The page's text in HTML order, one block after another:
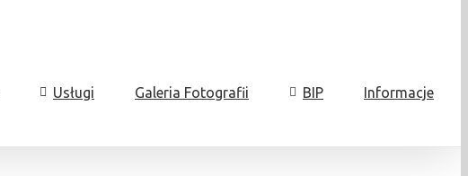
Usługi Galeria Fotografii BIP Informacje